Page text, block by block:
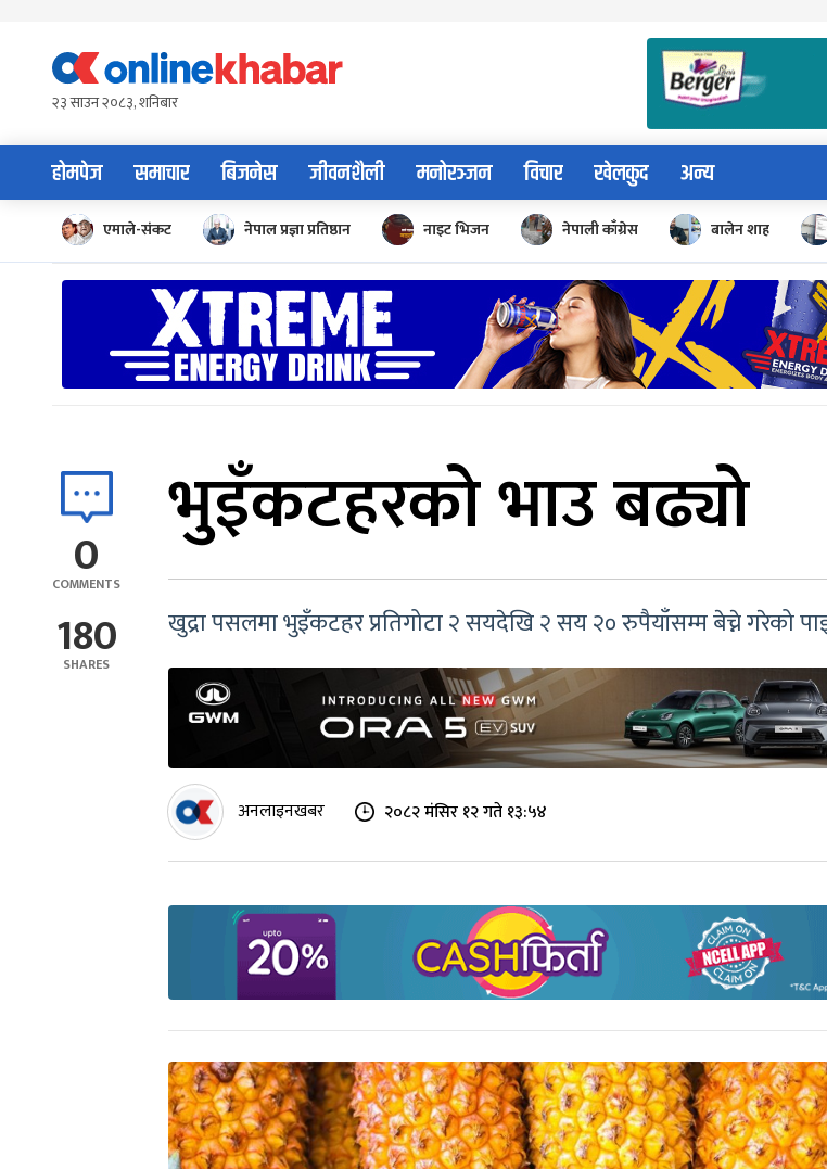
content२३ साउन २०८३, शनिबार
होमपेज समाचार बिजनेस जीवनशैली मनोरञ्जन विचार खेलकुद अन्य
एमाले-संकट नेपाल प्रज्ञा प्रतिष्ठान नाइट भिजन नेपाली काँग्रेस बालेन शाह
0
COMMENTS
180
SHARES
भुइँकटहरको भाउ बढ्यो
खुद्रा पसलमा भुइँकटहर प्रतिगोटा २ सयदेखि २ सय २० रुपैयाँसम्म बेच्ने गरेको
अनलाइनखबर २०८२ मंसिर १२ गते १३:५४